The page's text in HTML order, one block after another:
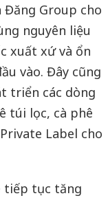
Đăng Group cho
nguyên liệu
xuất xứ và ổn
vào. Đây cũng
triển các dòng
túi lọc, cà phê
Label cho
tiếp tục tăng